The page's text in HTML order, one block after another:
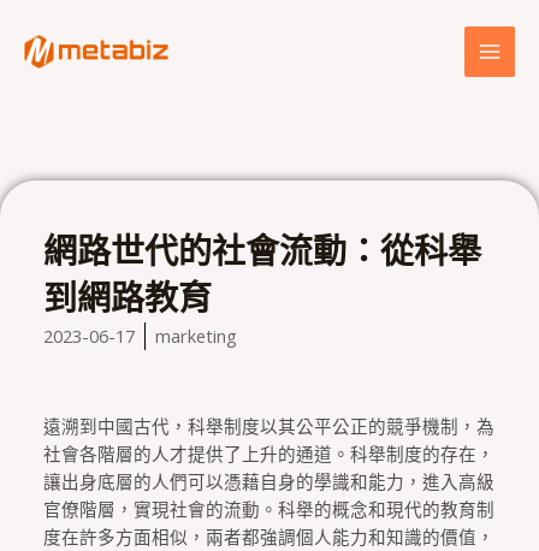
網路世代的社會流動：從科舉
到網路教育
2023-06-17 marketing
遠溯到中國古代，科舉制度以其公平公正的競爭機制，為
社會各階層的人才提供了上升的通道。科舉制度的存在，
讓出身底層的人們可以憑藉自身的學識和能力，進入高級
官僚階層，實現社會的流動。科舉的概念和現代的教育制
度在許多方面相似，兩者都強調個人能力和知識的價值，